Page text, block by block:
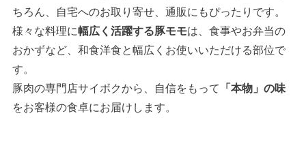
ちろん、自宅へのお取り寄せ、通販にもぴったりです。
様々な料理に幅広く活躍する豚モモは、食事やお弁当の
おかずなど、和食洋食と幅広くお使いいただける部位で
す。
豚肉の専門店サイボクから、自信をもって
「本物」の味
をお客様の食卓にお届けします。